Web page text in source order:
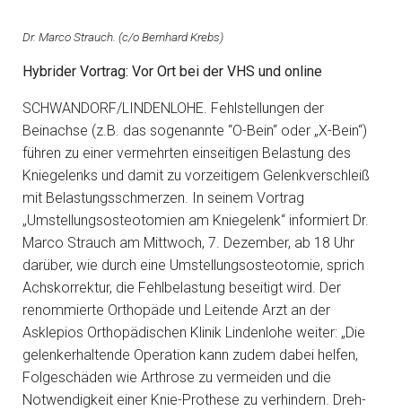
Dr. Marco Strauch. (c/o Bernhard Krebs)
Hybrider Vortrag: Vor Ort bei der VHS und online
SCHWANDORF/LINDENLOHE. Fehlstellungen der
Beinachse (z.B. das sogenannte “O-Bein“ oder „X-Bein“)
führen zu einer vermehrten einseitigen Belastung des
Kniegelenks und damit zu vorzeitigem Gelenkverschleiß
mit Belastungsschmerzen. In seinem Vortrag
„Umstellungsosteotomien am Kniegelenk“ informiert Dr.
Marco Strauch am Mittwoch, 7. Dezember, ab 18 Uhr
darüber, wie durch eine Umstellungsosteotomie, sprich
Achskorrektur, die Fehlbelastung beseitigt wird. Der
renommierte Orthopäde und Leitende Arzt an der
Asklepios Orthopädischen Klinik Lindenlohe weiter: „Die
gelenkerhaltende Operation kann zudem dabei helfen,
Folgeschäden wie Arthrose zu vermeiden und die
Notwendigkeit einer Knie-Prothese zu verhindern. Dreh-